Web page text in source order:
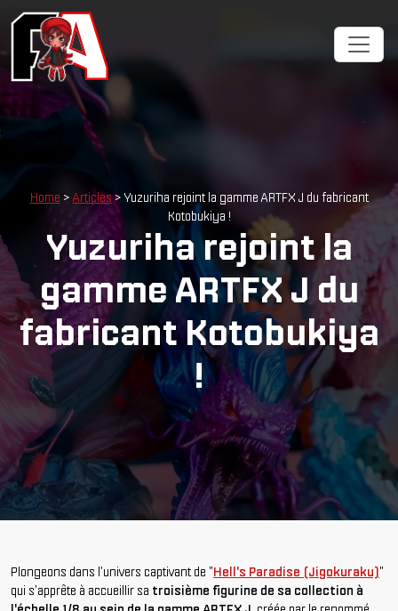
Home > Articles> Yuzuriha rejoint la gamme ARTFX J du fabricant
Kotobukiya !
Yuzuriha rejoint la
gamme ARTFX J du
fabricant Kotobukiya
!
Plongeons dans l'univers captivant de "Hell's Paradise (Jigokuraku)"
qui s'apprête à accueillir sa troisième figurine de sa collection à